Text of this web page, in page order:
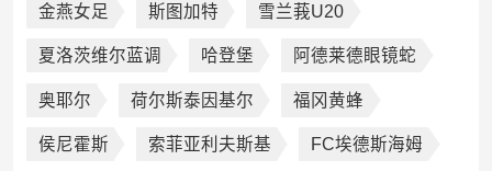
金燕女足 斯图加特 雪兰莪U20
夏洛茨维尔蓝调 哈登堡 阿德莱德眼镜蛇
奥耶尔 荷尔斯泰因基尔 福冈黄蜂
侯尼霍斯 索菲亚利夫斯基 FC埃德斯海姆